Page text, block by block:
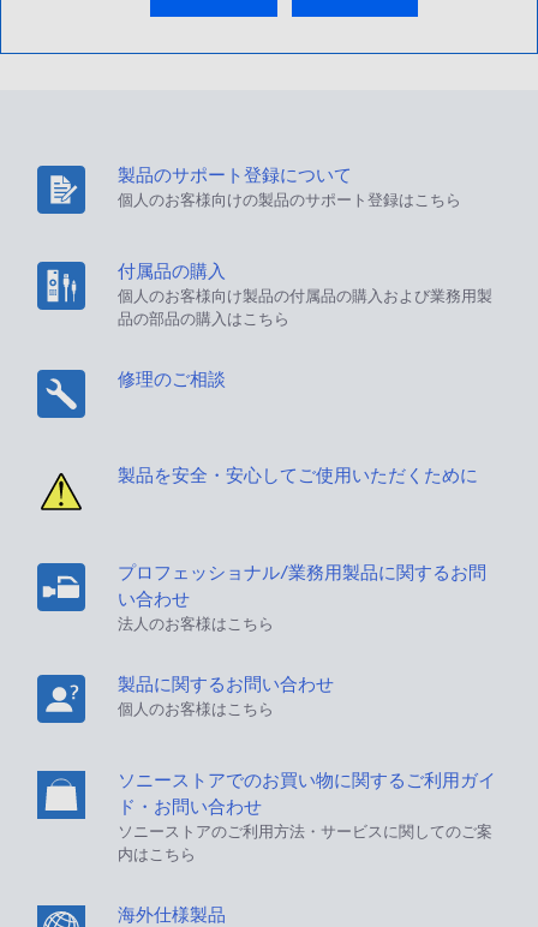
製品のサポート登録について
個人のお客様向けの製品のサポート登録はこちら
付属品の購入
個人のお客様向け製品の付属品の購入および業務用製
品の部品の購入はこちら
修理のご相談
製品を安全・安心してご使用いただくために
プロフェッショナル/業務用製品に関するお問
い合わせ
法人のお客様はこちら
製品に関するお問い合わせ
個人のお客様はこちら
ソニーストアでのお買い物に関するご利用ガイ
ド・お問い合わせ
ソニーストアのご利用方法・サービスに関してのご案
内はこちら
海外仕様製品